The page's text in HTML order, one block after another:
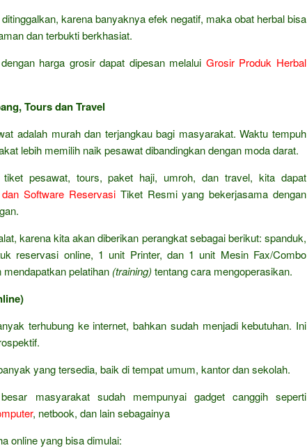
karena banyaknya efek negatif, maka obat herbal bisa
dan terbukti berkhasiat.
harga grosir dapat dipesan melalui Grosir Produk Herbal
Tours dan Travel
adalah murah dan terjangkau bagi masyarakat. Waktu tempuh
lebih memilih naik pesawat dibandingkan dengan moda darat.
pesawat, tours, paket haji, umroh, dan travel, kita dapat
Software Reservasi Tiket Resmi yang bekerjasama dengan
karena kita akan diberikan perangkat sebagai berikut: spanduk,
reservasi online, 1 unit Printer, dan 1 unit Mesin Fax/Combo
pelatihan (training) tentang cara mengoperasikan.
terhubung ke internet, bahkan sudah menjadi kebutuhan. Ini
yang tersedia, baik di tempat umum, kantor dan sekolah.
masyarakat sudah mempunyai gadget canggih seperti
, netbook, dan lain sebagainya
online yang bisa dimulai: